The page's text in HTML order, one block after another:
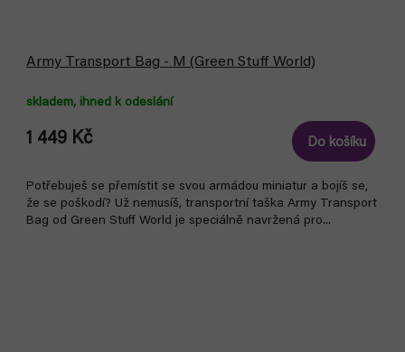
Army Transport Bag - M (Green Stuff World)
skladem, ihned k odeslání
1 449 Kč Do košíku
Potřebuješ se přemístit se svou armádou miniatur a bojíš se,
že se poškodí? Už nemusíš, transportní taška Army Transport
Bag od Green Stuff World je speciálně navržená pro...